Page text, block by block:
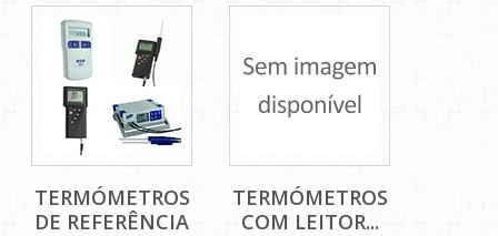
TERMÓMETROS
DE REFERÊNCIA
TERMÓMETROS
COM LEITOR...